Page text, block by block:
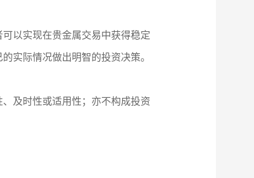
以实现在贵金属交易中获得稳定
实际情况做出明智的投资决策。
及时性或适用性；亦不构成投资